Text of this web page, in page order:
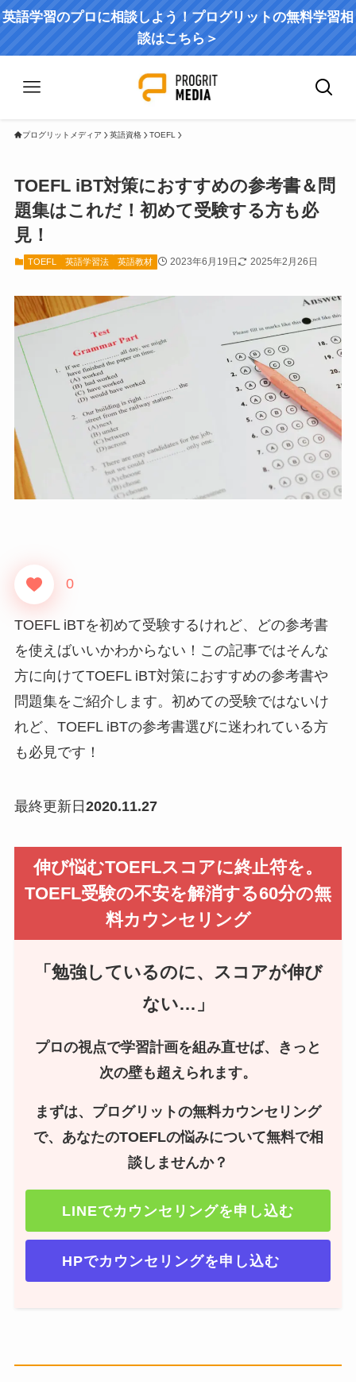
英語学習のプロに相談しよう！プログリットの無料学習相
談はこちら＞
プログリットメディア 英語資格 TOEFL
TOEFL iBT対策におすすめの参考書＆問
題集はこれだ！初めて受験する方も必
見！
TOEFL 英語学習法 英語教材 2023年6月19日 2025年2月26日
0
TOEFL iBTを初めて受験するけれど、どの参考書
を使えばいいかわからない！この記事ではそんな
方に向けてTOEFL iBT対策におすすめの参考書や
問題集をご紹介します。初めての受験ではないけ
れど、TOEFL iBTの参考書選びに迷われている方
も必見です！
最終更新日2020.11.27
伸び悩むTOEFLスコアに終止符を。
TOEFL受験の不安を解消する60分の無
料カウンセリング
「勉強しているのに、スコアが伸び
ない…」
プロの視点で学習計画を組み直せば、きっと
次の壁も超えられます。
まずは、プログリットの無料カウンセリング
で、あなたのTOEFLの悩みについて無料で相
談しませんか？
LINEでカウンセリングを申し込む
HPでカウンセリングを申し込む